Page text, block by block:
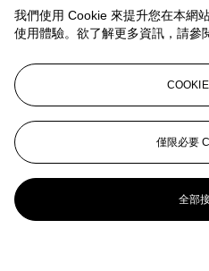
我們使用 Cookie 來提升您在本網
使用體驗。欲了解更多資訊，請參
僅限必要
全部